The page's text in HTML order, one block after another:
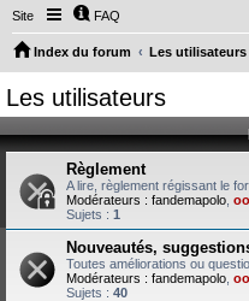
Site FAQ
Index du forum Les utilisateurs
Les utilisateurs
Règlement
A lire, règlement régissant le
Modérateurs : fandemapolo
Sujets : 1
Nouveautés,
Toutes améliorations ou
Modérateurs : fandemapolo
Sujets : 40